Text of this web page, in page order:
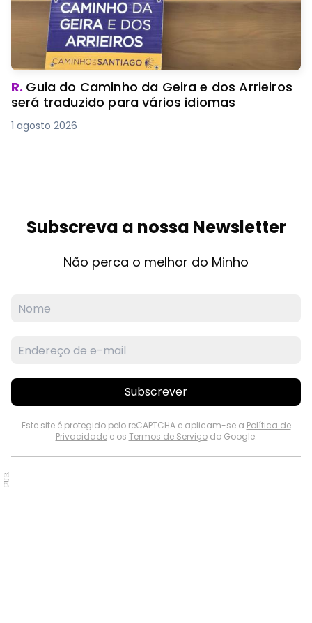
R. Guia do Caminho da Geira e dos Arrieiros
será traduzido para vários idiomas
1 agosto 2026
Subscreva a nossa Newsletter
Não perca o melhor do Minho
Subscrever
Este site é protegido pelo reCAPTCHA e aplicam-se a Política de
Privacidadee os Termos de Serviçodo Google.
PUB.